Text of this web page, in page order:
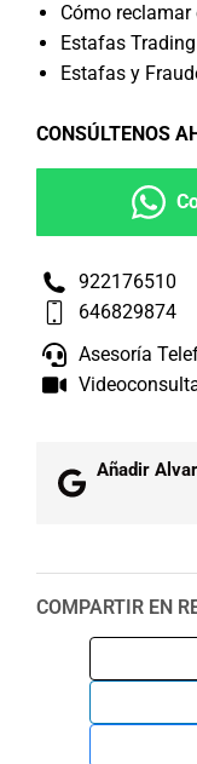
Cómo
Estafas
Estafas y
CONSÚLTENOS
922176510
646829874
Asesoría
Añadir
COMPARTIR EN